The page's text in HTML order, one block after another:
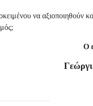
να αξιοποιηθούν
Ο